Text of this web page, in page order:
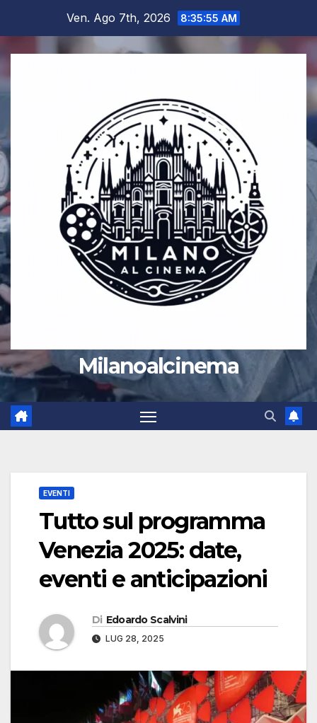
contenuto
Ven. Ago 7th, 2026 8:35:56 AM
Milanoalcinema
EVENTI
Tutto sul programma
Venezia 2025: date,
eventi e anticipazioni
Di Edoardo Scalvini
LUG 28, 2025